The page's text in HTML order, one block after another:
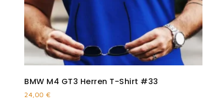
BMW M4 GT3 Herren T-Shirt #33
24,00 €